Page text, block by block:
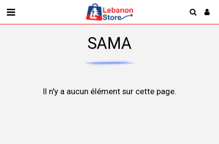
SAMA
Il n'y a aucun élément sur cette page.